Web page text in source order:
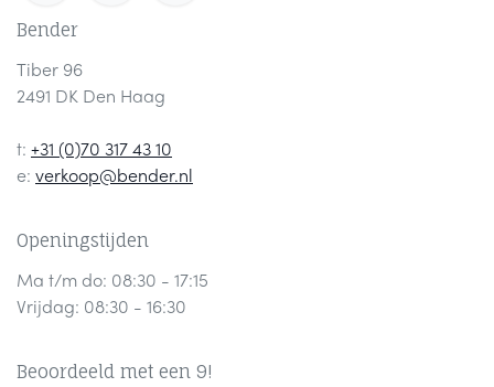
Bender
Tiber 96
2491 DK Den Haag
t: +31 (0)70 317 43 10
e: verkoop@bender.nl
Openingstijden
Ma t/m do: 08:30 - 17:15
Vrijdag: 08:30 - 16:30
Beoordeeld met een 9!